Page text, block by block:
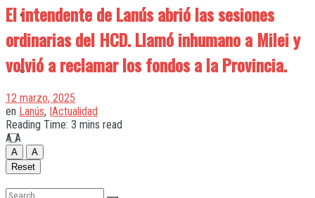
Quilmes
Varela
El intendente de Lanús abrió las sesiones
ordinarias del HCD. Llamó inhumano a Milei y
volvió a reclamar los fondos a la Provincia.
12 marzo, 2025
en Lanús, |Actualidad
Reading Time: 3 mins read
A A
A
A
Reset